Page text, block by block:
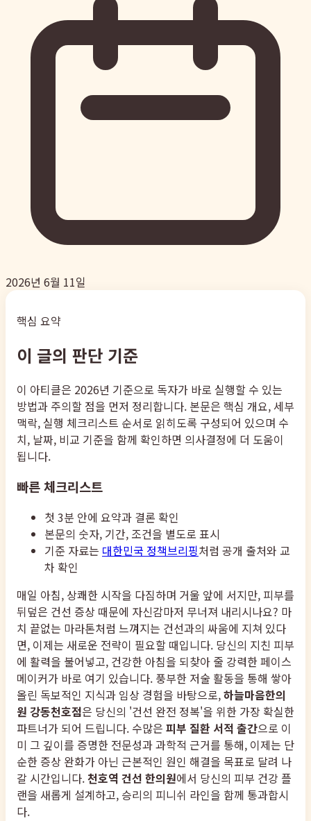
2026년 6월 11일
핵심 요약
이 글의 판단 기준
이 아티클은 2026년 기준으로 독자가 바로 실행할 수 있는
방법과 주의할 점을 먼저 정리합니다. 본문은 핵심 개요, 세부
맥락, 실행 체크리스트 순서로 읽히도록 구성되어 있으며 수
치, 날짜, 비교 기준을 함께 확인하면 의사결정에 더 도움이
됩니다.
빠른 체크리스트
첫 3분 안에 요약과 결론 확인
본문의 숫자, 기간, 조건을 별도로 표시
기준 자료는 대한민국 정책브리핑처럼 공개 출처와 교
차 확인
매일 아침, 상쾌한 시작을 다짐하며 거울 앞에 서지만, 피부를
뒤덮은 건선 증상 때문에 자신감마저 무너져 내리시나요? 마
치 끝없는 마라톤처럼 느껴지는 건선과의 싸움에 지쳐 있다
면, 이제는 새로운 전략이 필요할 때입니다. 당신의 지친 피부
에 활력을 불어넣고, 건강한 아침을 되찾아 줄 강력한 페이스
메이커가 바로 여기 있습니다. 풍부한 저술 활동을 통해 쌓아
올린 독보적인 지식과 임상 경험을 바탕으로,하늘마음한의
원 강동천호점은 당신의 '건선 완전 정복'을 위한 가장 확실한
파트너가 되어 드립니다. 수많은 피부 질환 서적 출간으로 이
미 그 깊이를 증명한 전문성과 과학적 근거를 통해, 이제는 단
순한 증상 완화가 아닌 근본적인 원인 해결을 목표로 달려 나
갈 시간입니다.천호역 건선 한의원에서 당신의 피부 건강 플
랜을 새롭게 설계하고, 승리의 피니쉬 라인을 함께 통과합시
다.